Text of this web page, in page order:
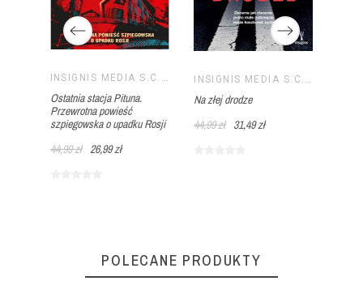
INSIGNIS MEDIA S.C. PAWEŁ BRZOZOWSKI TOMASZ BRZOZOWSKI
Ostatnia stacja Pituna.
Przewrotna powieść
szpiegowska o upadku Rosji
44,99 zł 26,99 zł
Na złej drodze
44,99 zł
31,49 zł
POLECANE PRODUKTY